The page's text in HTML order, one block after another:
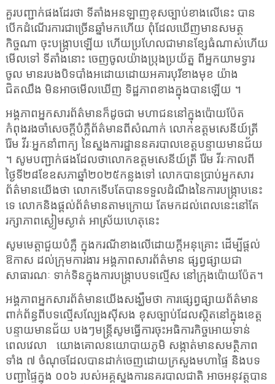
គួរបញ្ជាក់ផងដែរថា ទីតាំងអនឡាញខុសច្បាប់ខាងលើនេះ បាន
បើកដំណើរការជាច្រើនឆ្នាំមកហើយ ពុំដែលឃើញមានសមត្ថ
កិច្ចណា ចុះបង្ក្រាបឡើយ ហើយប្រហែលជាមានខ្សែធំណាស់ហើយ
មើលទៅ ទីតាំងនោះ ចេញចូលយ៉ាងប្រុងប្រយ័ត្ន ពីអ្នកយាមទ្វារ
ចូល មានរបងបិទបាំងអដោយដោយអគារបុរីខាងមុខ យ៉ាង
ជិតឈឹង មិនអាចមើលឃើញ ទិដ្ឋភាពខាងក្នុងបានឡើយ ។
អង្គភាពអ្នកសារព័ត៌មានក៏ដូចជា មហាជននៅក្នុងប៉ោយប៉ែត
កំពុងរងចាំសេចក្តីបំភ្លឺព័ត៌មានពីសំណាក់ លោកឧត្តមសេនីយ៍ត្រី
រ៉ែម វីរៈអ្នកនាំពាក្យ នៃស្នងការដ្ឋាននគរបាលខេត្តបន្ទាយមានជ័យ
។ សូមបញ្ជាក់ផងដែលថាលោកឧត្តមសេនីយ៍ត្រី រ៉ែម វីរៈកាលពី
ថ្ងៃទី២៨ខែឧសភាឆ្នាំ២០២៥កន្លងទៅ លោកបានប្រាប់អ្នកសារ
ព័ត៌មានយើងថា លោកទើបតែបានទទួលដំណឹងនៃការបង្ក្រាបនេះ
ទេ លោកនិងផ្តល់ព័ត៌មានតាមក្រោយ តែមកដល់ពេលនេះនៅតែ
រក្សាភាពស្ងៀមស្ងាត់ អាស្រ័យហេតុនេះ
សូមមេត្តាជួយបំភ្លឺ ក្នុងករណីខាងលើដោយក្តីអនុគ្រោះ ដើម្បីផ្តល់
ឱកាស ដល់ក្រុមការងារ អង្គភាពសារព័ត៌មាន ផ្សព្វផ្សាយជា
សាធារណៈ ទាក់ទិនក្នុងការបង្ក្រាបបទល្មើស នៅក្រុងប៉ោយប៉ែត។
អង្គភាពអ្នកសារព័ត៌មានយើងសង្ឃឹមថា ការផ្សេព្វផ្សាយព័ត៌មាន
ពាក់ព័ន្ធពីបទល្មើសល្បែងស៊ីសង ខុសច្បាប់ដែលស្ថិតនៅក្នុងខេត្ត
បន្ទាយមានជ័យ បងៗមន្ត្រីសូមធ្វើការចុះអធិការកិច្ច​អោយទាន់
ពេលវេលា
យោងគោលនយោបាយភូមិ សង្កាត់មានសមត្ថិភាព
ទាំង ៧ ចំណុចដែលបានដាក់ចេញដោយក្រសួងមហាផ្ទៃ និងបទ
បញ្ជាផ្ទៃក្នុង ០០៦ របស់អគ្គស្នងការនគរបាលជាតិ អាចអនុវត្តបាន